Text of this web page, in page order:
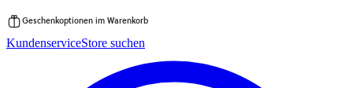
Inhalt
Geschenkoptionen im Warenkorb
KundenserviceStore suchen